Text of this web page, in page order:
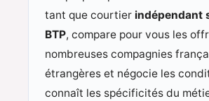
tant que courtier indépendant
BTP, compare pour vous les
nombreuses compagnies
étrangères et négocie les
connaît les spécificités du